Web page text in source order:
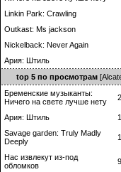
Linkin Park: Crawling
Outkast: Ms jackson
Nickelback: Never Again
Ария: Штиль
top 5 по просмотрам
Бременские музыканты:
Ничего на свете лучше нету
Ария: Штиль
Savage garden: Truly Madly
Deeply
Нас извлекут из-под
обломков